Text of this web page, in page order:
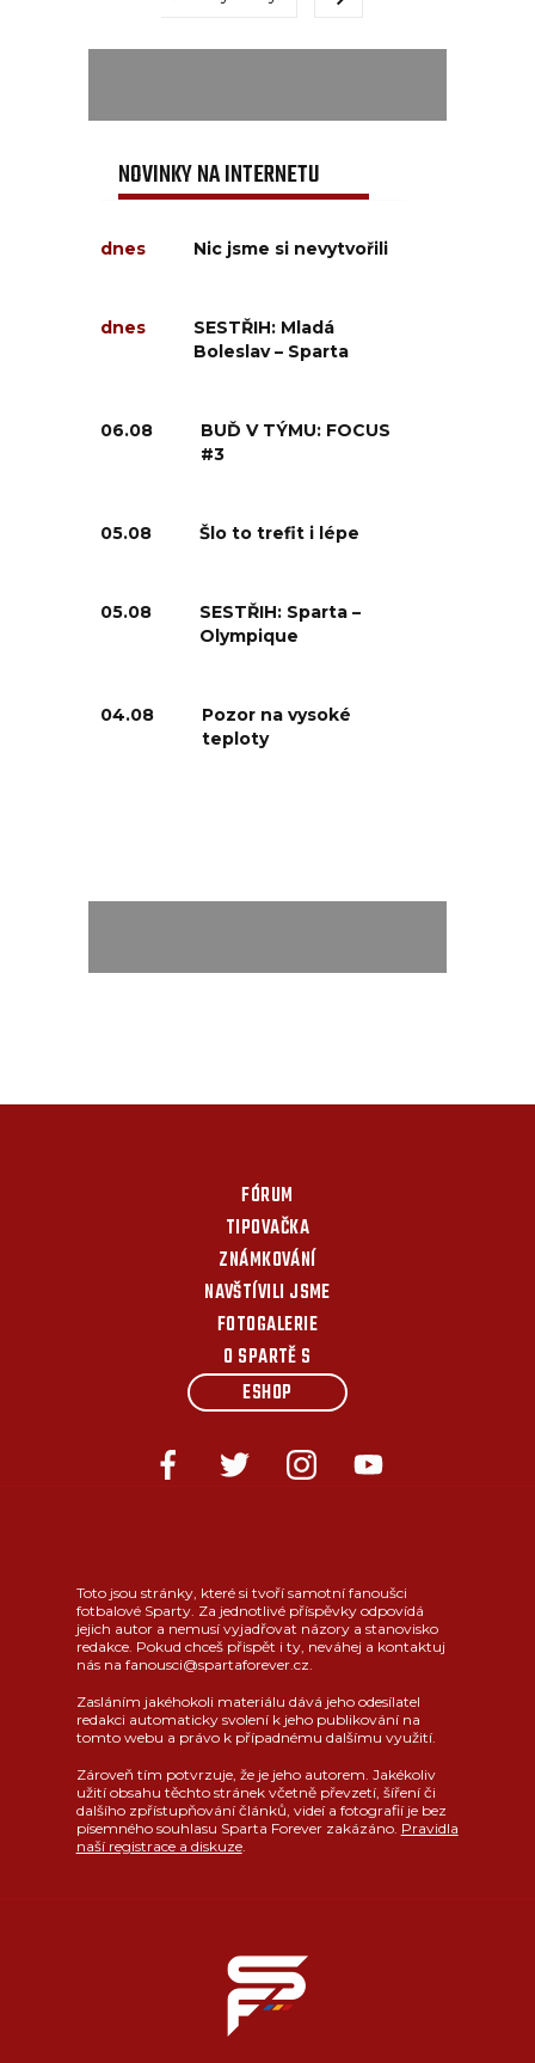
NOVINKY NA INTERNETU
dnes Nic jsme si nevytvořili
dnes
SESTŘIH: Mladá
Boleslav – Sparta
06.08
BUĎ V TÝMU: FOCUS
#3
05.08 Šlo to trefit i lépe
05.08
SESTŘIH: Sparta –
Olympique
04.08
Pozor na vysoké
teploty
FÓRUM
TIPOVAČKA
ZNÁMKOVÁNÍ
NAVŠTÍVILI JSME
FOTOGALERIE
O SPARTĚ S
ESHOP
Toto jsou stránky, které si tvoří samotní fanoušci
fotbalové Sparty. Za jednotlivé příspěvky odpovídá
jejich autor a nemusí vyjadřovat názory a stanovisko
redakce. Pokud chceš přispět i ty, neváhej a kontaktuj
nás na fanousci@spartaforever.cz.
Zasláním jakéhokoli materiálu dává jeho odesílatel
redakci automaticky svolení k jeho publikování na
tomto webu a právo k případnému dalšímu využití.
Zároveň tím potvrzuje, že je jeho autorem. Jakékoliv
užití obsahu těchto stránek včetně převzetí, šíření či
dalšího zpřístupňování článků, videí a fotografií je bez
písemného souhlasu Sparta Forever zakázáno. Pravidla
naší registrace a diskuze.